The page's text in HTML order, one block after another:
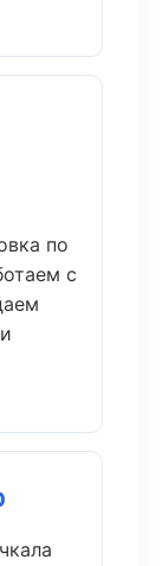
по
с